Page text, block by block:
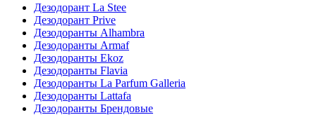
Дезодорант La Stee
Дезодорант Prive
Дезодоранты Alhambra
Дезодоранты Armaf
Дезодоранты Ekoz
Дезодоранты Flavia
Дезодоранты La Parfum Galleria
Дезодоранты Lattafa
Дезодоранты Брендовые